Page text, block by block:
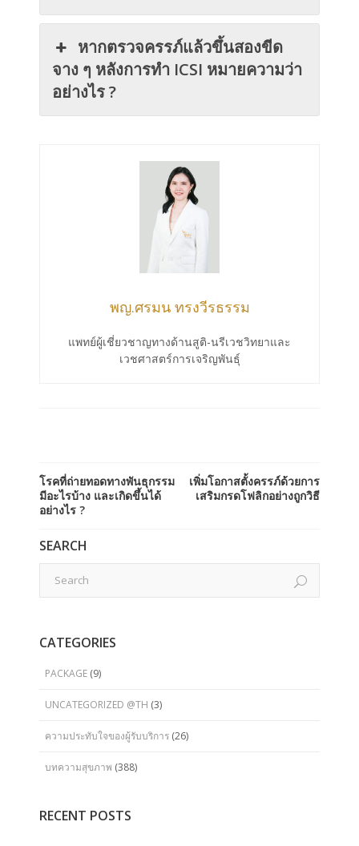
หากตรวจครรภ์แล้วขึ้นสองขีด
จาง ๆ หลังการทำ ICSI หมายความว่า
อย่างไร ?
พญ.ศรมน ทรงวีรธรรม
แพทย์ผู้เชี่ยวชาญทางด้านสูติ-นรีเวชวิทยาและ
เวชศาสตร์การเจริญพันธุ์
โรคที่ถ่ายทอดทางพันธุกรรม
มีอะไรบ้าง และเกิดขึ้นได้
อย่างไร ?
เพิ่มโอกาสตั้งครรภ์ด้วยการ
เสริมกรดโฟลิกอย่างถูกวิธี
SEARCH
CATEGORIES
PACKAGE (9)
UNCATEGORIZED @TH (3)
ความประทับใจของผู้รับบริการ (26)
บทความสุขภาพ (388)
RECENT POSTS